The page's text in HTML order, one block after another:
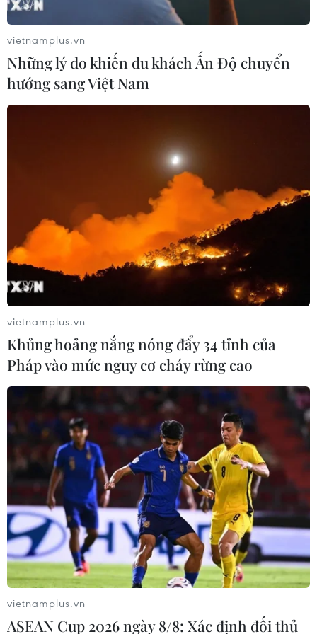
các quân nhân của Cục gìn giữ hòa bình Việt
Sudan vào tháng 4 và tháng 5/2022, làm các sản
phẩm cuốn giấy nghệ thuật để khi sang Nam
Sudan có thể giúp đỡ người dân tăng thu nhập,
cũng như làm các sản phẩm lưu niệm tặng họ./.
(TTXVN/Vietnam+)
#Bảo tàng Phụ nữ Việt Nam
#Lực lượng gìn giữ hòa bình
#Cục Gìn giữ hòa bình Việt Nam
#Nữ quân nhân
#Hiện vật
Theo dõi VietnamPlus
vietnamplus.vn
Những lý do khiến du khách Ấn Độ chuyển
hướng sang Việt Nam
vietnamplus.vn
Khủng hoảng nắng nóng đẩy 34 tỉnh của
Pháp vào mức nguy cơ cháy rừng cao
vietnamplus.vn
ASEAN Cup 2026 ngày 8/8: Xác định đối thủ